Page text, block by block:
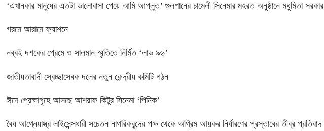
‘এখানকার মানুষের এতটা ভালোবাসা পেয়ে আমি আপ্লুত’ গুলশানের চামেলী সিনেমার মহরত অনুষ্ঠানে মধুমিতা সরকার
গরমে আরামে ফ্যাশনে
নব্বই দশকের প্রেমে ও সালমান স্মৃতিতে নির্মিত ‘লাভ ৯৬’
জাতীয়তাবাদী স্বেচ্ছাসেবক দলের নতুন কেন্দ্রীয় কমিটি গঠন
ঈদে প্রেক্ষাগৃহে আসছে আশরাফ কিটুর সিনেমা ‘পিনিক’
বৈধ আগ্নেয়াস্ত্র লাইসেন্সধারী সচেতন নাগরিকবৃন্দের পক্ষ থেকে অগ্রিম আয়কর নির্ধারণের প্রস্তাবের তীব্র প্রতিবাদ